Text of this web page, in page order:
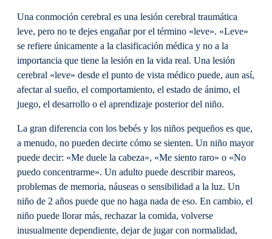
Una conmoción cerebral es una lesión cerebral traumática
leve, pero no te dejes engañar por el término «leve». «Leve»
se refiere únicamente a la clasificación médica y no a la
importancia que tiene la lesión en la vida real. Una lesión
cerebral «leve» desde el punto de vista médico puede, aun así,
afectar al sueño, el comportamiento, el estado de ánimo, el
juego, el desarrollo o el aprendizaje posterior del niño.
La gran diferencia con los bebés y los niños pequeños es que,
a menudo, no pueden decirte cómo se sienten. Un niño mayor
puede decir: «Me duele la cabeza», «Me siento raro» o «No
puedo concentrarme». Un adulto puede describir mareos,
problemas de memoria, náuseas o sensibilidad a la luz. Un
niño de 2 años puede que no haga nada de eso. En cambio, el
niño puede llorar más, rechazar la comida, volverse
inusualmente dependiente, dejar de jugar con normalidad,